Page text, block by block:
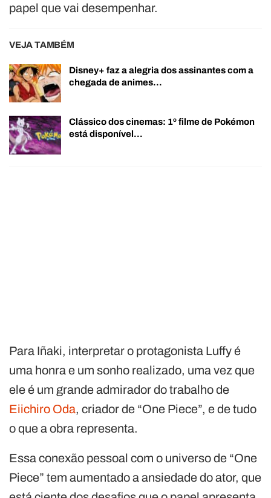
papel que vai desempenhar.
VEJA TAMBÉM
Disney+ faz a alegria dos assinantes com a
chegada de animes…
Clássico dos cinemas: 1º filme de Pokémon
está disponível…
Para Iñaki, interpretar o protagonista Luffy é
uma honra e um sonho realizado, uma vez que
ele é um grande admirador do trabalho de
Eiichiro Oda, criador de “One Piece”, e de tudo
o que a obra representa.
Essa conexão pessoal com o universo de “One
Piece” tem aumentado a ansiedade do ator, que